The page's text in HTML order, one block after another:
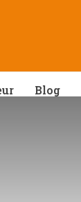
Blog